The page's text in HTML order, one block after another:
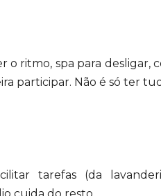
o ritmo, spa para
participar. Não é só ter
tarefas (da